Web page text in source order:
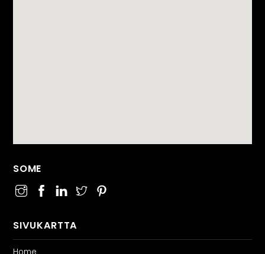
SOME
SIVUKARTTA